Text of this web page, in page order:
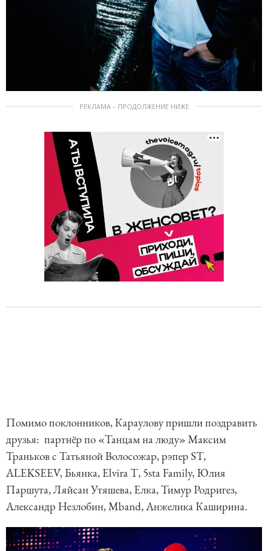
РЕКЛАМА – ПРОДОЛЖЕНИЕ НИЖЕ
Помимо поклонников, Караулову пришли поздравить
друзья: партнёр по «Танцам на люду» Максим
Траньков с Татьяной Волосожар, рэпер ST,
ALEKSEEV, Бьянка, Elvira Т, 5sta Family, Юлия
Паршута, Ляйсан Утяшева, Елка, Тимур Родригез,
Александр Незлобин, Mband, Анжелика Каширина.